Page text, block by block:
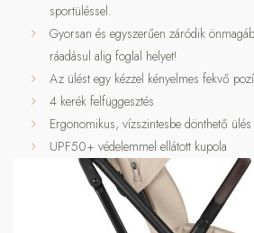
sportüléssel.
Gyorsan és egyszerűen záródik
ráadásul alig foglal helyet!
Az ülést egy kézzel kényelmes fekvő
4 kerék felfüggesztés
Ergonomikus, vízszintesbe dönthető ülés
UPF50+ védelemmel ellátott kupola